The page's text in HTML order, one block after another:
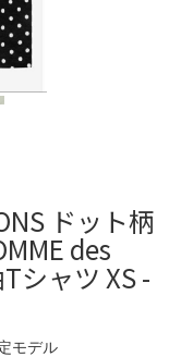
ドット柄
des
シャツ XS -
モデル